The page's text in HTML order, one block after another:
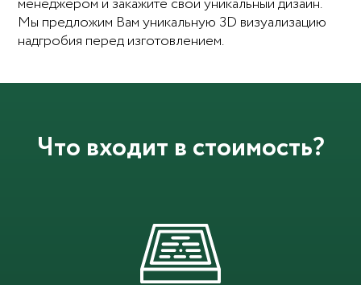
Мы предложим Вам уникальную 3D визуализацию
надгробия перед изготовлением.
Что входит в стоимость?